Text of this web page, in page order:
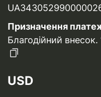
Призначення
Благодійний
USD